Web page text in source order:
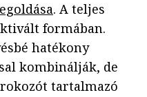
. A teljes
formában.
hatékony
kombinálják, de
tartalmazó